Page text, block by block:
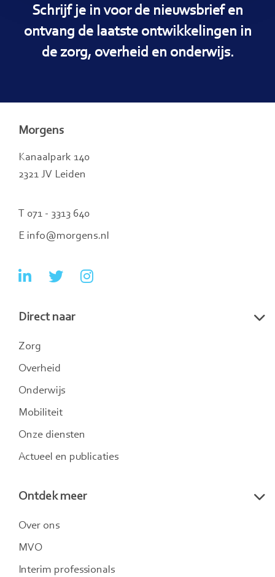
Schrijf je in voor de nieuwsbrief en
ontvang de laatste ontwikkelingen in
de zorg, overheid en onderwijs.
Morgens
Kanaalpark 140
2321 JV Leiden
T 071 - 3313 640
E info@morgens.nl
Ga
LinkedIn
Ga
Twitter
Ga
Direct naar
Zorg
Overheid
Onderwijs
Mobiliteit
Onze diensten
Actueel en publicaties
Ontdek meer
Over ons
MVO
Interim professionals